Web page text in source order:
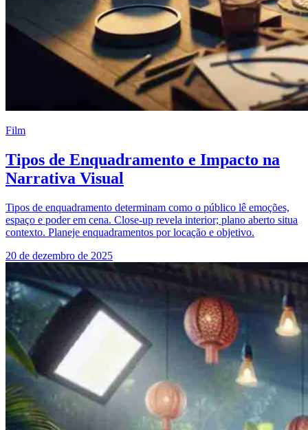
Film
Tipos de Enquadramento e Impacto na
Narrativa Visual
Tipos de enquadramento determinam como o público lê emoções,
espaço e poder em cena. Close-up revela interior; plano aberto situa
contexto. Planeje enquadramentos por locação e objetivo.
20 de dezembro de 2025